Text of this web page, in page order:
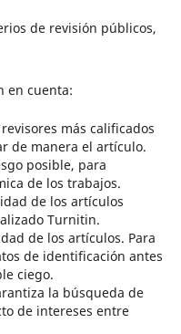
de revisión públicos,
en cuenta:
más calificados
de manera el artículo.
posible, para
de los trabajos.
de los artículos
Turnitin.
de los artículos. Para
de identificación antes
ciego.
la búsqueda de
de intereses entre